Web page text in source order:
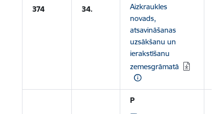
374 34.
Aizkraukles
novads,
atsavināšanas
uzsākšanu un
ierakstīšanu
zemesgrāmatā
P